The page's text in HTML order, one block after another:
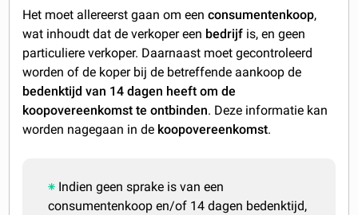
Het moet allereerst gaan om eenconsumentenkoop,
wat inhoudt dat de verkoper een bedrijf is, en geen
particuliere verkoper. Daarnaast moet gecontroleerd
worden of de koper bij de betreffende aankoop de
bedenktijd van 14 dagen heeft om de
koopovereenkomst te ontbinden. Deze informatie kan
worden nagegaan in de koopovereenkomst.
Indien geen sprake is van een
consumentenkoop en/of 14 dagen bedenktijd,